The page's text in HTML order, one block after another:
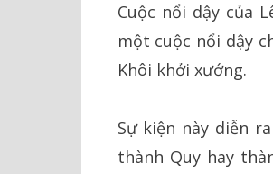
Cuộc nổi dậy của
một cuộc nổi dậy
Khôi khởi xướng.
Sự kiện này diễn
thành Quy hay